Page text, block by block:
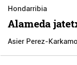
Hondarribia
Alameda
Asier Perez-Karkamo